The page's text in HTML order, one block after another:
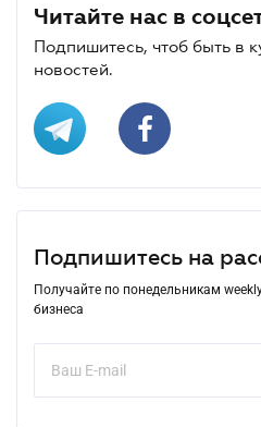
Читайте нас в
Подпишитесь, чтоб быть в
новостей.
Подпишитесь на
Получайте по понедельникам
бизнеса